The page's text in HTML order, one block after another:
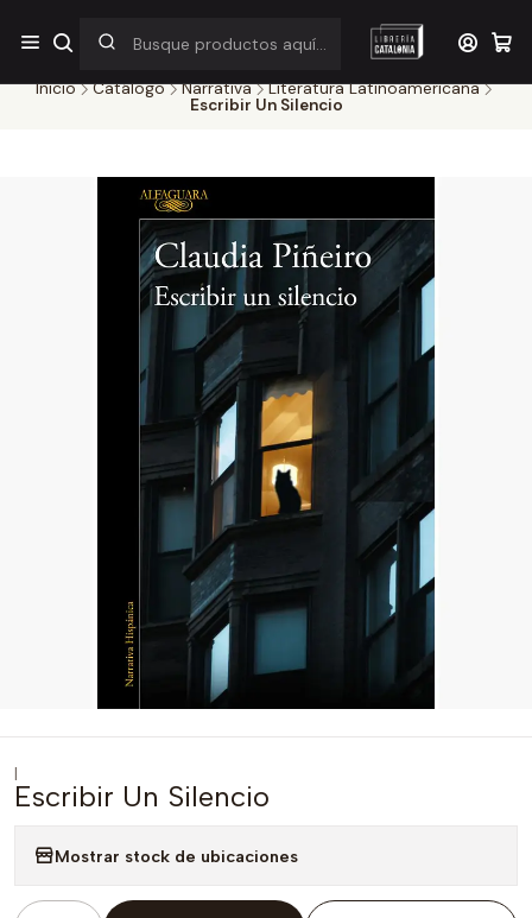
¡Por pocos días! Despacho a $1.000 en RM por compras sobre
$38.000
Inicio Catálogo Narrativa
Literatura Latinoamericana
Escribir Un Silencio
|
Escribir Un Silencio
Mostrar stock de ubicaciones